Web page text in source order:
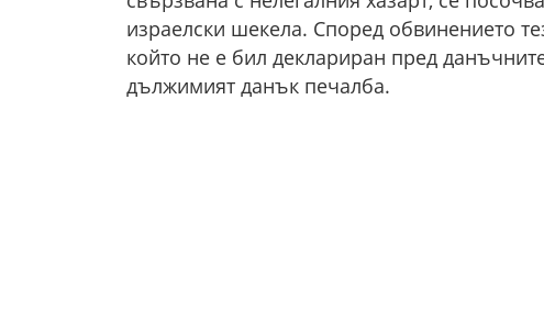
израелски шекела. Според обвинението
който не е бил деклариран пред
дължимият данък печалба.